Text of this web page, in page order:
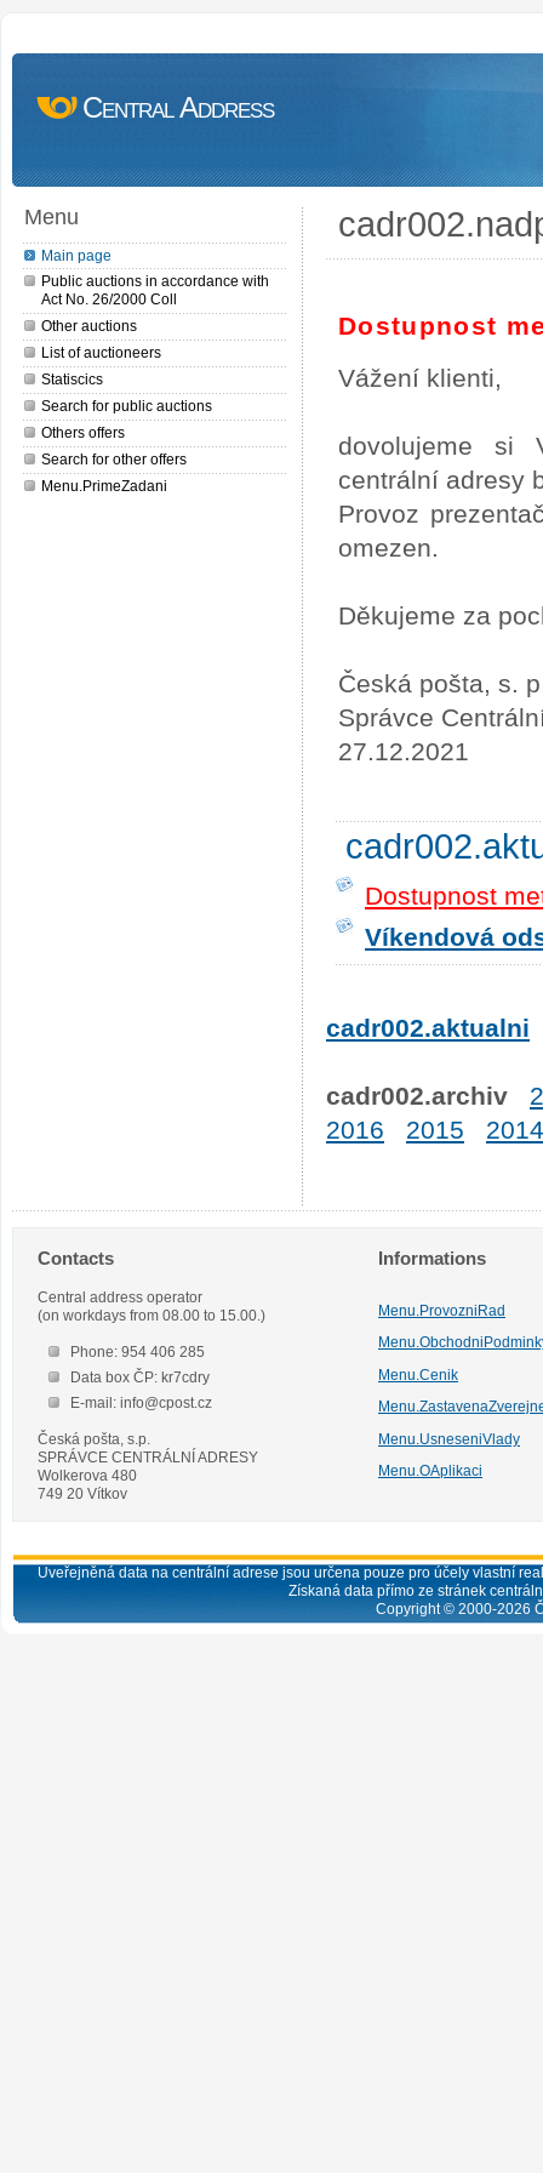
Central Address
Menu
Main page
Public auctions in accordance with
Act No. 26/2000 Coll
Other auctions
List of auctioneers
Statiscics
Search for public auctions
Others offers
Search for other offers
Menu.PrimeZadani
Dostupnost
Vážení klienti,
dovolujeme si
centrální adresy
Provoz
omezen.
Děkujeme za
Česká pošta, s.
Správce
27.12.2021
Dostupnost
Víkendová
cadr002.aktualni
cadr002.archiv
2016
2015 2014
Contacts
Central address operator
(on workdays from 08.00 to 15.00.)
Phone: 954 406 285
Data box ČP: kr7cdry
E-mail: info@cpost.cz
Česká pošta, s.p.
SPRÁVCE CENTRÁLNÍ ADRESY
Wolkerova 480
749 20 Vítkov
Informations
Menu.ProvozniRad
Menu.Cenik
Menu.UsneseniVlady
Menu.OAplikaci
Uveřejněná data na centrální adrese jsou určena pouze pro účely vlastní
Získaná data přímo ze stránek
Copyright © 2000-2026